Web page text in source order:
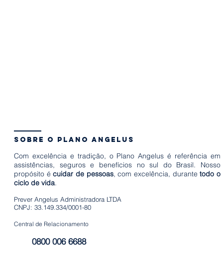
sobre o plano angelus
Com excelência e tradição, o Plano Angelus é referência em
assistências, seguros e benefícios no sul do Brasil. Nosso
propósito écuidar de pessoas, com excelência, durantetodo o
ciclo de vida.
Prever Angelus Administradora LTDA
CNPJ: 33.149.334/0001-80
Central de Relacionamento
0800 006 6688